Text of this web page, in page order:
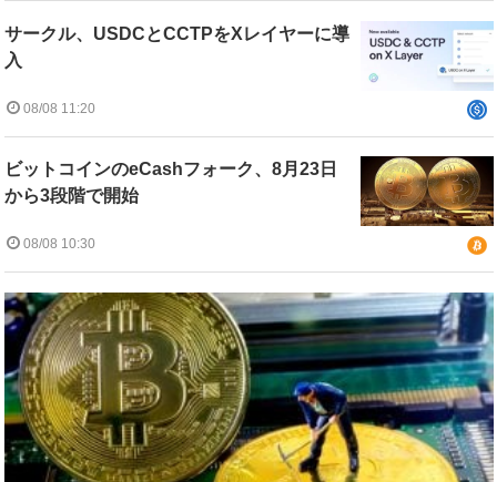
サークル、USDCとCCTPをXレイヤーに導
入
08/08 11:20
ビットコインのeCashフォーク、8月23日
から3段階で開始
08/08 10:30